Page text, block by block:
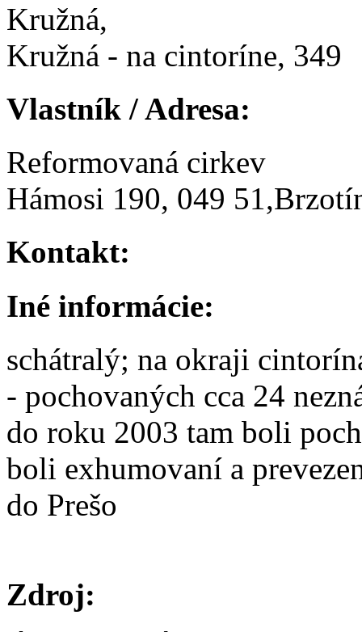
Kružná,
Kružná - na cintoríne, 349
Vlastník / Adresa:
Reformovaná cirkev
Hámosi 190, 049
Kontakt:
Iné informácie:
schátralý; na okraji
- pochovaných cca 24
do roku 2003 tam boli
boli exhumovaní a
do Prešo
Zdroj: